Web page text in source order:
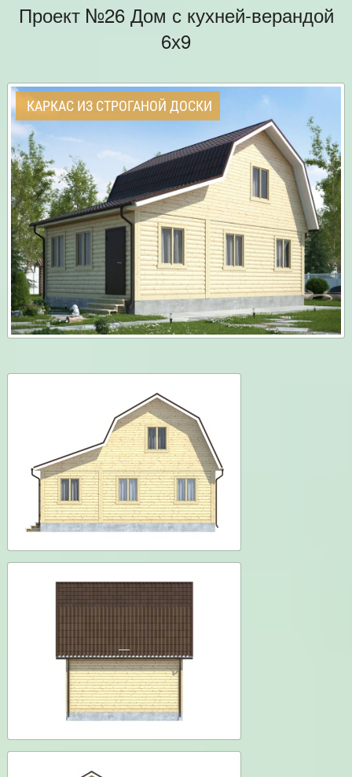
Проект №26 Дом с кухней-верандой
6х9
КАРКАС ИЗ СТРОГАНОЙ ДОСКИ